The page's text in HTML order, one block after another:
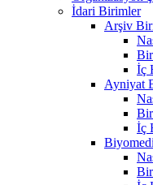
İdari Birimler
Arşiv
İç
Ayniyat
İç